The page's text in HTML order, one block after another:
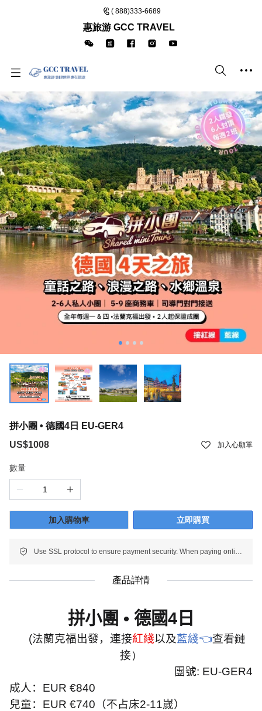
( 888)333-6689
惠旅游 GCC TRAVEL
拼小團 • 德國4日 EU-GER4
US$1008
加入心願單
數量
加入購物車 立即購買
Use SSL protocol to ensure payment security. When paying online, your payment information is protected.
產品詳情
拼小團 • 德國4 日
(法蘭克福出發，連接紅綫以及藍綫👈查看鏈
接）
團號: EU-GER4
成人： EUR €840
兒童： EUR €740 （不占床2-11嵗）